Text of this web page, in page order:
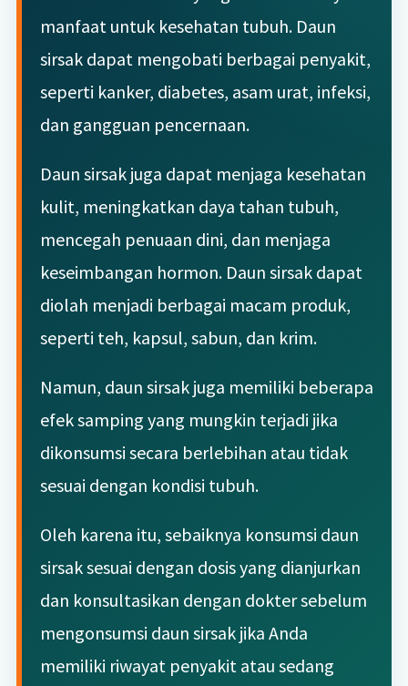
manfaat untuk kesehatan tubuh. Daun
sirsak dapat mengobati berbagai penyakit,
seperti kanker, diabetes, asam urat, infeksi,
dan gangguan pencernaan.
Daun sirsak juga dapat menjaga kesehatan
kulit, meningkatkan daya tahan tubuh,
mencegah penuaan dini, dan menjaga
keseimbangan hormon. Daun sirsak dapat
diolah menjadi berbagai macam produk,
seperti teh, kapsul, sabun, dan krim.
Namun, daun sirsak juga memiliki beberapa
efek samping yang mungkin terjadi jika
dikonsumsi secara berlebihan atau tidak
sesuai dengan kondisi tubuh.
Oleh karena itu, sebaiknya konsumsi daun
sirsak sesuai dengan dosis yang dianjurkan
dan konsultasikan dengan dokter sebelum
mengonsumsi daun sirsak jika Anda
memiliki riwayat penyakit atau sedang